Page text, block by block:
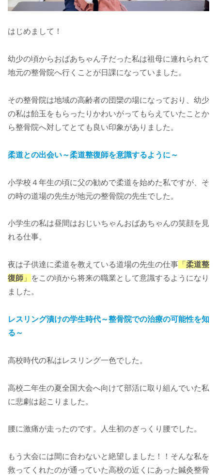
はじめまして！
幼少の頃からおばあちゃん子だった私は祖母に連れられて
地元の整骨院へ行くことが日課になっていました。
その整骨院は地域の高齢者の団欒の場になっており、幼少
の私は飴玉をもらったりかわいがってもらえていたことか
ら整骨院へ対してとても良い印象がありました。
柔道との出会い～柔道整復師を意識するように～
小学校４年生の頃に父の勧めで柔道を始めた私ですが、そ
の時の道場の先生が地元の整骨院の先生でした。
小学生の私は昼間はおじいちゃんおばあちゃんの笑顔を見
れる仕事。
夜は子供達に柔道を教えている道場の先生の仕事 「 柔道整
復師 」
をこの頃から将来の職業として意識するようになり
ました。
レスリング漬けの学生時代～整骨院での治療の可能性を知
る～
高校時代の私はレスリング一色でした。
高校二年生の夏全国大会へ向けて部活に取り組んでいた私
に悲劇は起こりました。
腰に激痛が走ったのです。人生初のぎっくり腰でした。
もう大会には間に合わないと絶望しました！！そんな私を
救ってくれたのが通っていた高校の近くにあった鍼灸整骨